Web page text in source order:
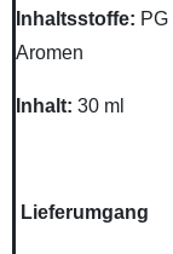
Inhaltsstoffe:
Aromen
Inhalt: 30 ml
Lieferumgang